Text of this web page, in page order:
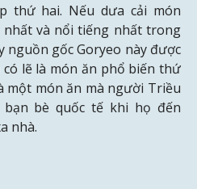
thứ hai. Nếu dưa cải món
và nổi tiếng nhất trong
nguồn gốc Goryeo này được
lẽ là món ăn phổ biến thứ
một món ăn mà người Triều
bè quốc tế khi họ đến
nhà.